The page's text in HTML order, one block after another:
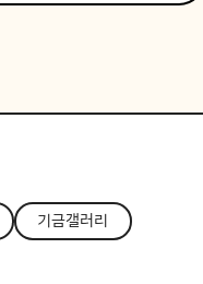
기금갤러리